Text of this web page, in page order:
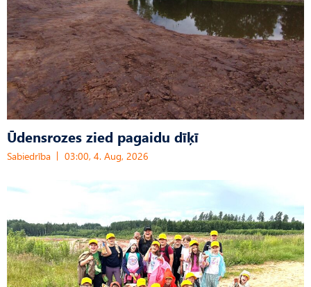
Ūdensrozes zied pagaidu dīķī
Sabiedrība 03:00, 4. Aug, 2026